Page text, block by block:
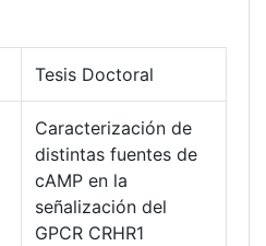
Tesis Doctoral
Caracterización de
distintas fuentes de
cAMP en la
señalización del
GPCR CRHR1